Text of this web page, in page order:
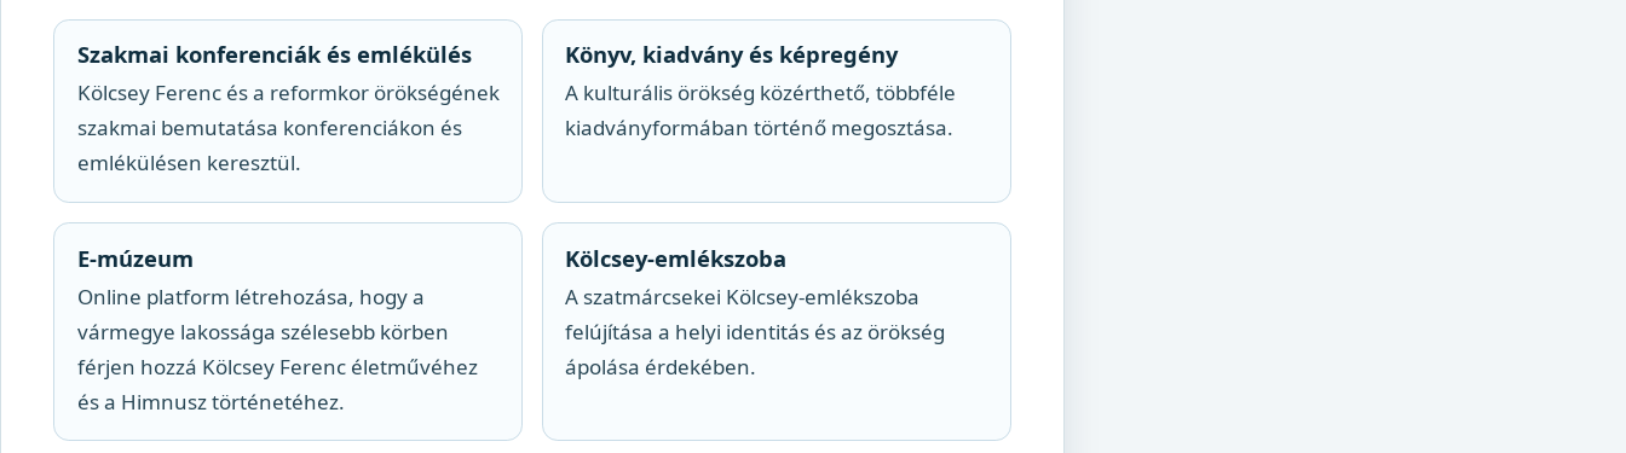
Szakmai konferenciák és emlékülés
Kölcsey Ferenc és a reformkor örökségének
szakmai bemutatása konferenciákon és
emlékülésen keresztül.
Könyv, kiadvány és képregény
A kulturális örökség közérthető, többféle
kiadványformában történő megosztása.
E-múzeum
Online platform létrehozása, hogy a
vármegye lakossága szélesebb körben
férjen hozzá Kölcsey Ferenc életművéhez
és a Himnusz történetéhez.
Kölcsey-emlékszoba
A szatmárcsekei Kölcsey-emlékszoba
felújítása a helyi identitás és az örökség
ápolása érdekében.